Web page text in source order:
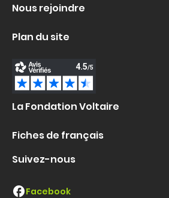
Nous rejoindre
Plan du site
La Fondation Voltaire
Fiches de français
Suivez-nous
Facebook